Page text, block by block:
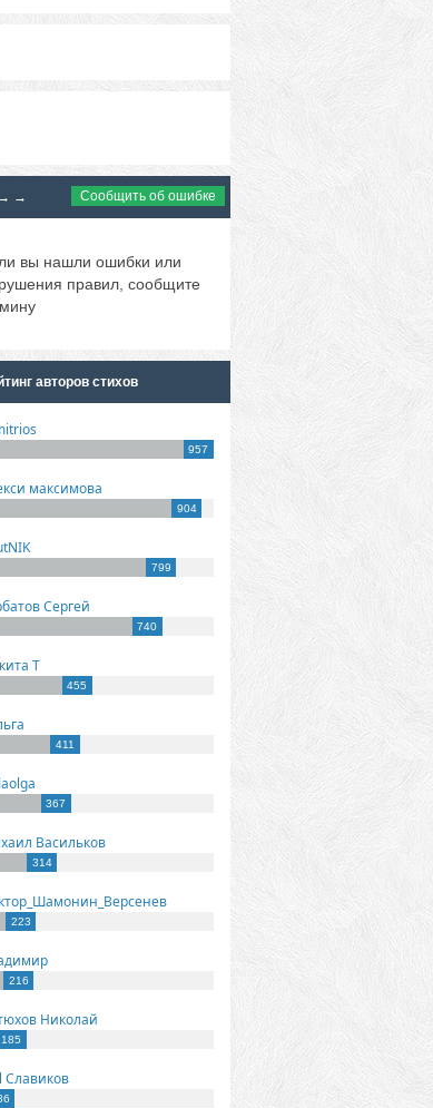
→ Сообщить об ошибке
вы нашли ошибки или
правил, сообщите
авторов стихов
957
максимова
904
799
Сергей
740
Т
455
411
367
Васильков
314
223
216
Николай
185
Славиков